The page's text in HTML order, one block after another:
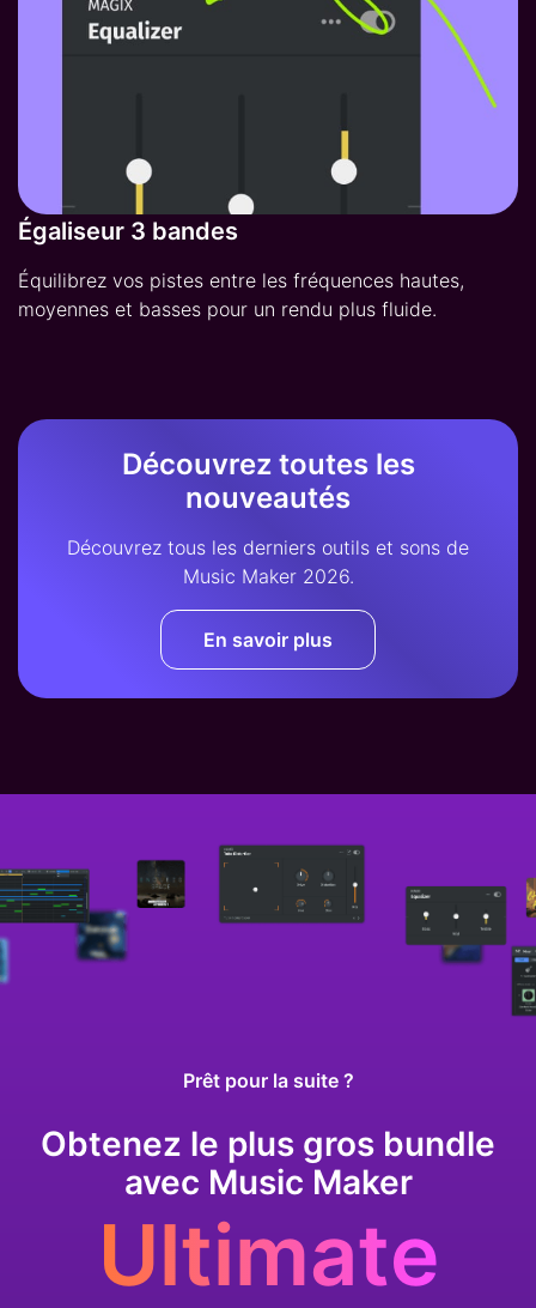
Égaliseur 3 bandes
Équilibrez vos pistes entre les fréquences hautes,
moyennes et basses pour un rendu plus fluide.
Découvrez toutes les
nouveautés
Découvrez tous les derniers outils et sons de
Music Maker 2026.
En savoir plus
Prêt pour la suite ?
Ultimate
Obtenez le plus gros bundle
avec Music Maker